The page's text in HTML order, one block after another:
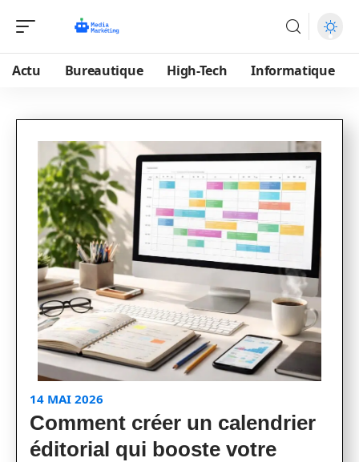
Actu Bureautique High-Tech Informatique
14 MAI 2026
Comment créer un calendrier
éditorial qui booste votre